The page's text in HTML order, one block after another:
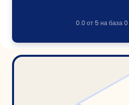
0.0 от5 на база 0